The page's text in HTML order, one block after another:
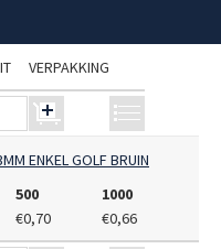
VERPAKKING
ENKEL GOLF BRUIN
500
1000
€0,70 €0,66